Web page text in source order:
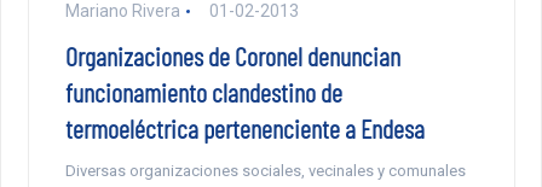
Mariano Rivera 01-02-2013
Organizaciones de Coronel denuncian
funcionamiento clandestino de
termoeléctrica pertenenciente a Endesa
Diversas organizaciones sociales, vecinales y comunales